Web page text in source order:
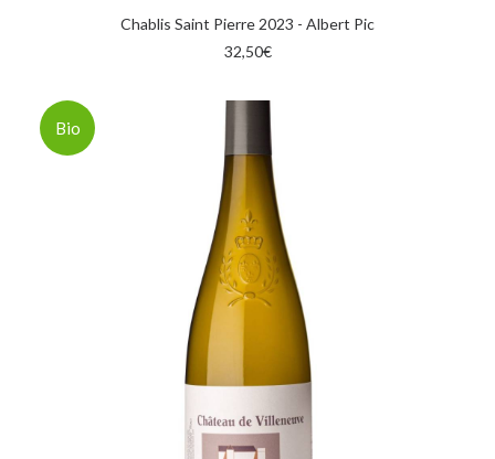
AGGIUNGI AL CARRELLO
Chablis Saint Pierre 2023 - Albert Pic
32,50€
Bio